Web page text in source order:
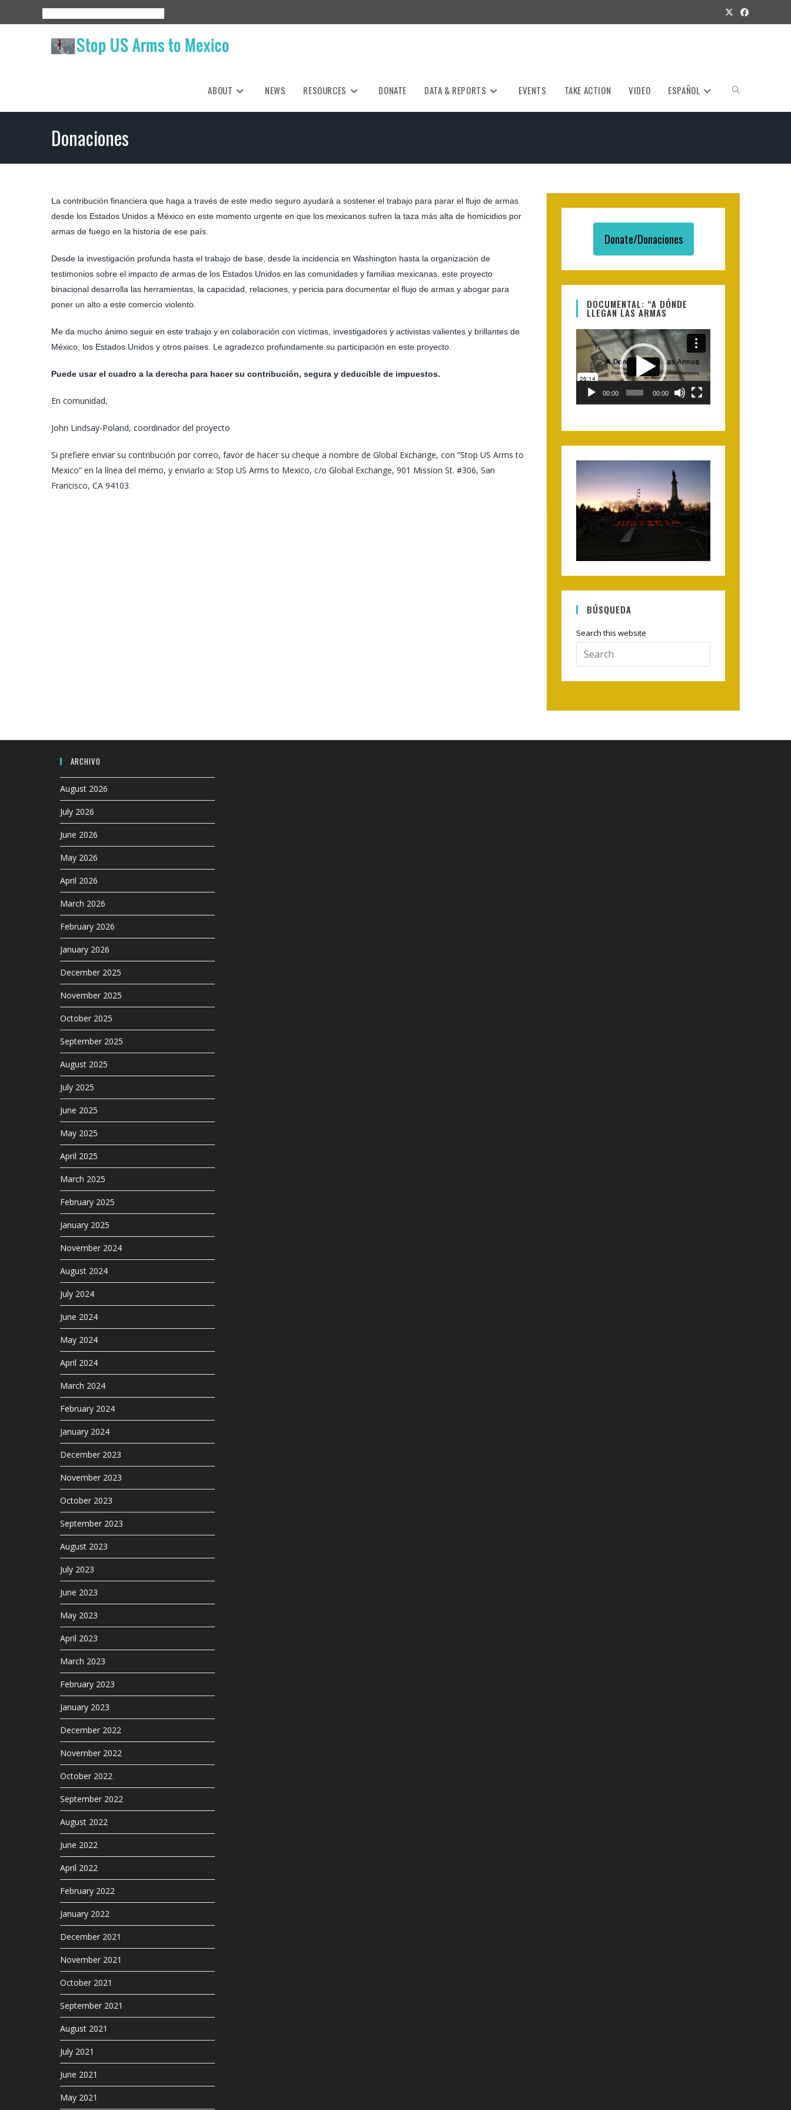
to
ABOUT NEWS RESOURCES DONATE DATA & REPORTS EVENTS TAKE ACTION VIDEO ESPAÑOL Toggle
Donaciones
La contribución financiera que haga a través de este medio seguro ayudará a sostener el trabajo para parar el flujo de armas
desde los Estados Unidos a México en este momento urgente en que los mexicanos sufren la taza más alta de homicidios por
armas de fuego en la historia de ese país.
Desde la investigación profunda hasta el trabajo de base, desde la incidencia en Washington hasta la organización de
testimonios sobre el impacto de armas de los Estados Unidos en las comunidades y familias mexicanas, este proyecto
binacional desarrolla las herramientas, la capacidad, relaciones, y pericia para documentar el flujo de armas y abogar para
poner un alto a este comercio violento.
Me da mucho ánimo seguir en este trabajo y en colaboración con víctimas, investigadores y activistas valientes y brillantes de
México, los Estados Unidos y otros países. Le agradezco profundamente su participación en este proyecto.
Puede usar el cuadro a la derecha para hacer su contribución, segura y deducible de impuestos.
En comunidad,
John Lindsay-Poland, coordinador del proyecto
Si prefiere enviar su contribución por correo, favor de hacer su cheque a nombre de Global Exchange, con “Stop US Arms to
Mexico” en la línea del memo, y enviarlo a: Stop US Arms to Mexico, c/o Global Exchange, 901 Mission St. #306, San
Francisco, CA 94103.
Donate/Donaciones
DOCUMENTAL: “A DÓNDE
LLEGAN LAS ARMAS
Video
Player
00:00 00:00
BÚSQUEDA
Search this website
Escape
to
the
panel.
ARCHIVO
August 2026
July 2026
June 2026
May 2026
April 2026
March 2026
February 2026
January 2026
December 2025
November 2025
October 2025
September 2025
August 2025
July 2025
June 2025
May 2025
April 2025
March 2025
February 2025
January 2025
November 2024
August 2024
July 2024
June 2024
May 2024
April 2024
March 2024
February 2024
January 2024
December 2023
November 2023
October 2023
September 2023
August 2023
July 2023
June 2023
May 2023
April 2023
March 2023
February 2023
January 2023
December 2022
November 2022
October 2022
September 2022
August 2022
June 2022
April 2022
February 2022
January 2022
December 2021
November 2021
October 2021
September 2021
August 2021
July 2021
June 2021
May 2021